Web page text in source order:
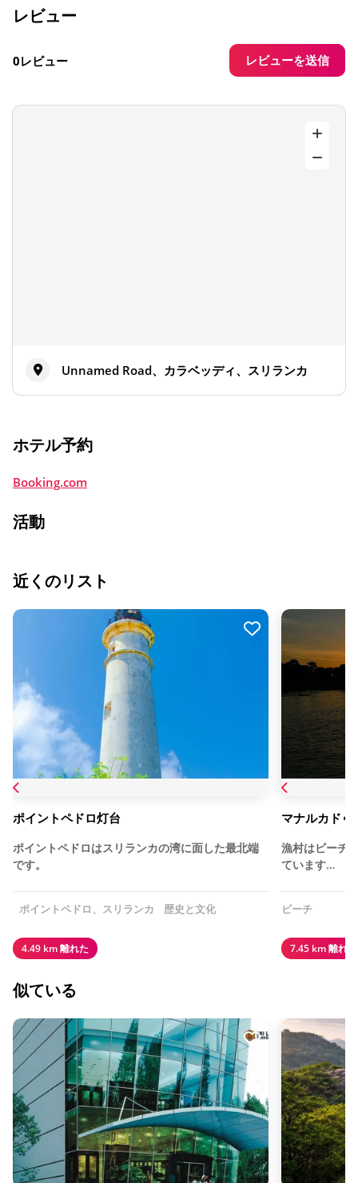
レビュー
0レビュー レビューを送信
Unnamed Road、カラベッディ、スリランカ
ホテル予約
Booking.com
活動
近くのリスト
ポイントペドロ灯台
ポイントペドロはスリランカの湾に面した最北端
です。
ポイントペドロ、スリランカ 歴史と文化
4.49 km 離れた
マナルカドゥ
漁村はビーチ
ています…
ビーチ
7.45 km 離れた
似ている